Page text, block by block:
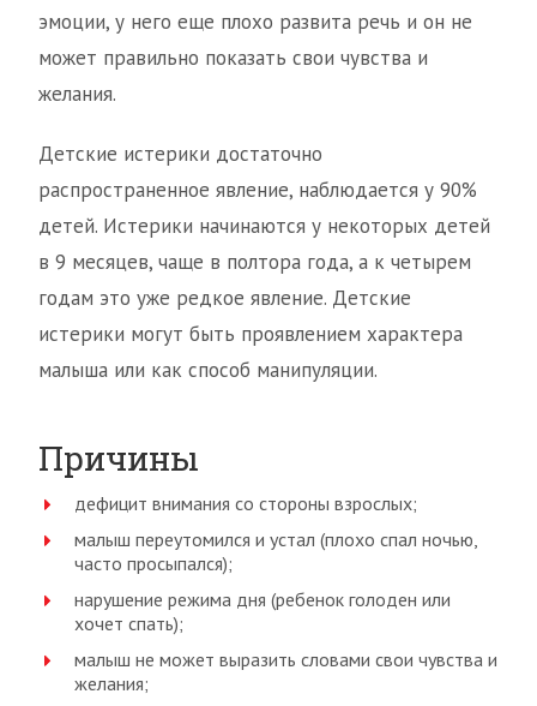
эмоции, у него еще плохо развита речь и он не
может правильно показать свои чувства и
желания.
Детские истерики достаточно
распространенное явление, наблюдается у 90%
детей. Истерики начинаются у некоторых детей
в 9 месяцев, чаще в полтора года, а к четырем
годам это уже редкое явление. Детские
истерики могут быть проявлением характера
малыша или как способ манипуляции.
Причины
дефицит внимания со стороны взрослых;
малыш переутомился и устал (плохо спал ночью,
часто просыпался);
нарушение режима дня (ребенок голоден или
хочет спать);
малыш не может выразить словами свои чувства и
желания;